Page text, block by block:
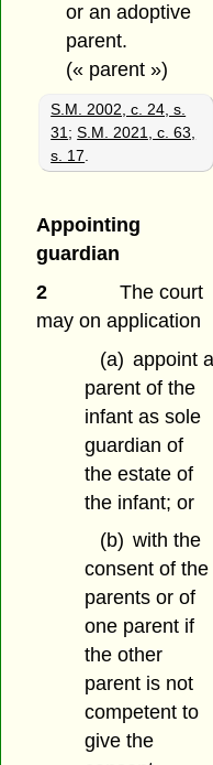
or an adoptive
parent.
(« parent »)
S.M. 2002, c. 24, s.
31;S.M. 2021, c. 63,
s. 17.
Appointing
guardian
2
The court
may on application
(a) appoint a
parent of the
infant as sole
guardian of
the estate of
the infant; or
(b) with the
consent of the
parents or of
one parent if
the other
parent is not
competent to
give the